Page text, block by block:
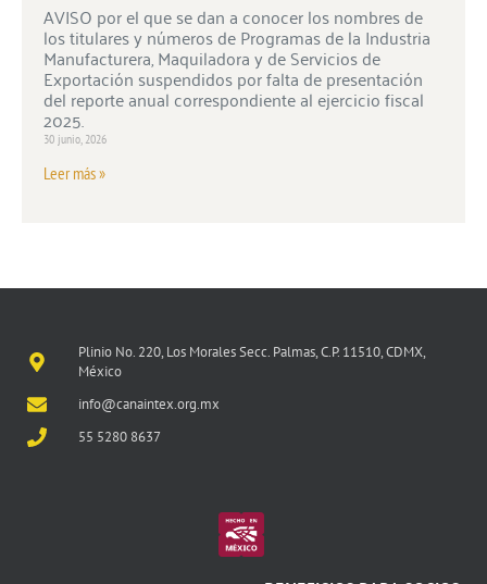
AVISO por el que se dan a conocer los nombres de
los titulares y números de Programas de la Industria
Manufacturera, Maquiladora y de Servicios de
Exportación suspendidos por falta de presentación
del reporte anual correspondiente al ejercicio fiscal
2025.
30 junio, 2026
Leer más »
Plinio No. 220, Los Morales Secc. Palmas, C.P. 11510, CDMX,
México
info@canaintex.org.mx
55 5280 8637